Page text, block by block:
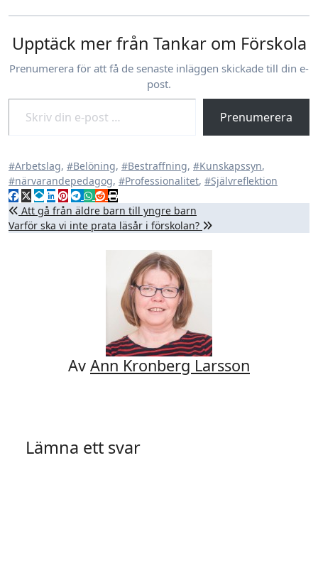
Upptäck mer från Tankar om Förskola
Prenumerera för att få de senaste inläggen skickade till din e-
post.
Skriv din e-post …
Prenumerera
#Arbetslag, #Belöning, #Bestraffning, #Kunskapssyn,
#närvarandepedagog, #Professionalitet, #Självreflektion
Inläggsnavigering
Att gå från äldre barn till yngre barn
Varför ska vi inte prata läsår i förskolan?
Av Ann Kronberg Larsson
Lämna ett svar